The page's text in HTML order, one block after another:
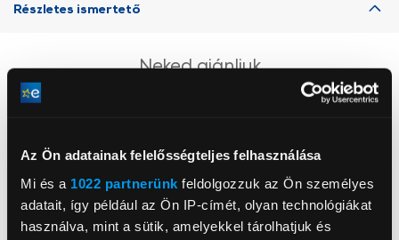
Az Ön adatainak felelősségteljes felhasználása
Mi és a 1022 partnerünk feldolgozzuk az Ön személyes
adatait, így például az Ön IP-címét, olyan technológiákat
használva, mint a sütik, amelyekkel tárolhatjuk és
Részletes ismertető
Neked ajánljuk